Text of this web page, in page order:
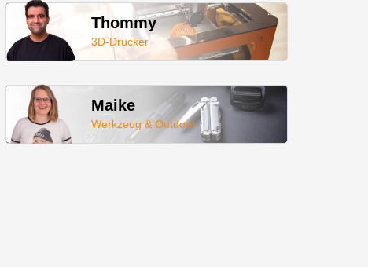
Thommy
3D-Drucker
Maike
Werkzeug & Outdoor